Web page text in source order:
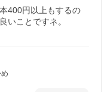
400円以上もするの